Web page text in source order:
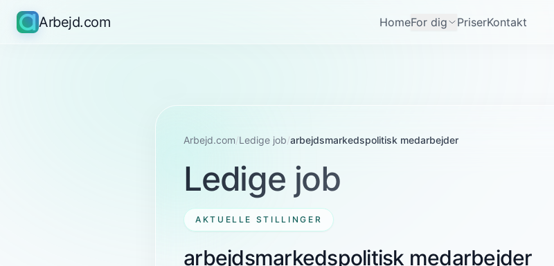
Arbejd.com HomeFor dig PriserKontakt
Arbejd.com/Ledige job/arbejdsmarkedspolitisk medarbejder
Ledige job
AKTUELLE STILLINGER
arbejdsmarkedspolitisk medarbejder